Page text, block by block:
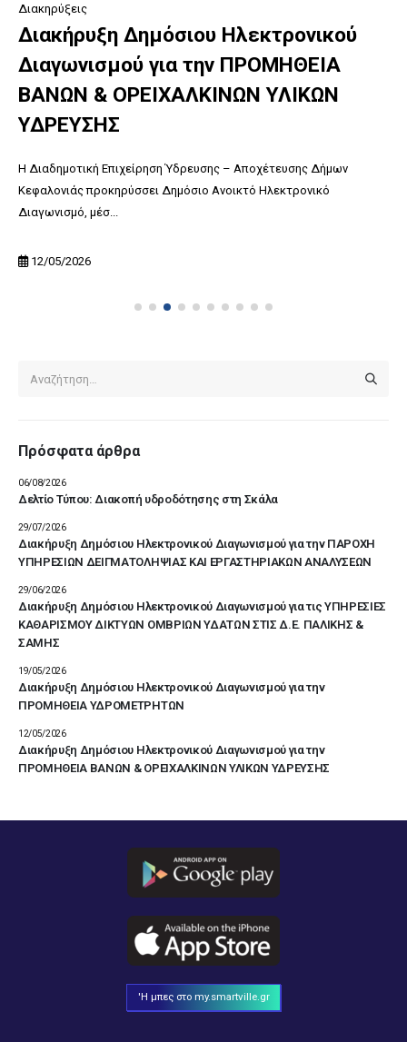
Διακηρύξεις
Διακήρυξη Δημόσιου Ηλεκτρονικού
Διαγωνισμού για την ΠΡΟΜΗΘΕΙΑ
ΒΑΝΩΝ & ΟΡΕΙΧΑΛΚΙΝΩΝ ΥΛΙΚΩΝ
ΥΔΡΕΥΣΗΣ
Η Διαδημοτική Επιχείρηση Ύδρευσης – Αποχέτευσης Δήμων
Κεφαλονιάς προκηρύσσει Δημόσιο Ανοικτό Ηλεκτρονικό
Διαγωνισμό, μέσ...
12/05/2026
Πρόσφατα άρθρα
Δελτίο Τύπου: Διακοπή υδροδότησης στη Σκάλα
06/08/2026
Διακήρυξη Δημόσιου Ηλεκτρονικού Διαγωνισμού για την ΠΑΡΟΧΗ
ΥΠΗΡΕΣΙΩΝ ΔΕΙΓΜΑΤΟΛΗΨΙΑΣ ΚΑΙ ΕΡΓΑΣΤΗΡΙΑΚΩΝ ΑΝΑΛΥΣΕΩΝ
29/07/2026
Διακήρυξη Δημόσιου Ηλεκτρονικού Διαγωνισμού για τις ΥΠΗΡΕΣΙΕΣ
ΚΑΘΑΡΙΣΜΟΥ ΔΙΚΤΥΩΝ ΟΜΒΡΙΩΝ ΥΔΑΤΩΝ ΣΤΙΣ Δ.Ε. ΠΑΛΙΚΗΣ &
ΣΑΜΗΣ
29/06/2026
Διακήρυξη Δημόσιου Ηλεκτρονικού Διαγωνισμού για την
ΠΡΟΜΗΘΕΙΑ ΥΔΡΟΜΕΤΡΗΤΩΝ
19/05/2026
Διακήρυξη Δημόσιου Ηλεκτρονικού Διαγωνισμού για την
ΠΡΟΜΗΘΕΙΑ ΒΑΝΩΝ & ΟΡΕΙΧΑΛΚΙΝΩΝ ΥΛΙΚΩΝ ΥΔΡΕΥΣΗΣ
12/05/2026
'Η μπες στο my.smartville.gr